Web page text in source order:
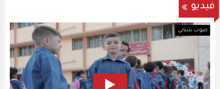
فيديو
صوت شبابي